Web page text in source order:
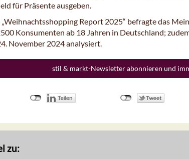
für Präsente ausgeben.
Report 2025“ befragte das
Konsumenten ab 18 Jahren in Deutschland;
November 2024 analysiert.
stil & markt-Newsletter abonnieren und
zu: